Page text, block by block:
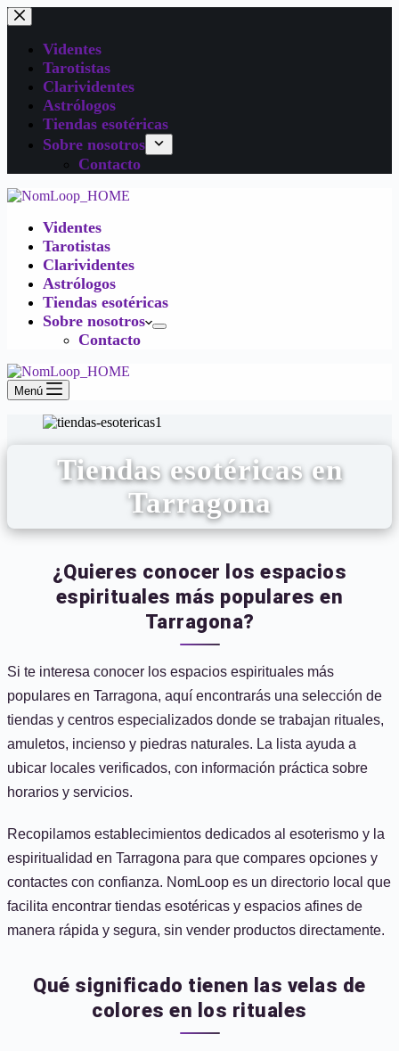
Videntes
Tarotistas
Clarividentes
Astrólogos
Tiendas esotéricas
Sobre nosotros
Contacto
Videntes
Tarotistas
Clarividentes
Astrólogos
Tiendas esotéricas
Sobre nosotros
Contacto
Menú
Tiendas esotéricas en
Tarragona
¿Quieres conocer los espacios
espirituales más populares en
Tarragona?
Si te interesa conocer los espacios espirituales más
populares en Tarragona, aquí encontrarás una selección de
tiendas y centros especializados donde se trabajan rituales,
amuletos, incienso y piedras naturales. La lista ayuda a
ubicar locales verificados, con información práctica sobre
horarios y servicios.
Recopilamos establecimientos dedicados al esoterismo y la
espiritualidad en Tarragona para que compares opciones y
contactes con confianza. NomLoop es un directorio local que
facilita encontrar tiendas esotéricas y espacios afines de
manera rápida y segura, sin vender productos directamente.
Qué significado tienen las velas de
colores en los rituales